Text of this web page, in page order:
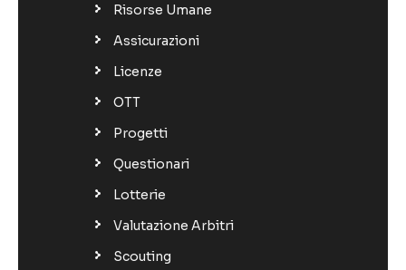
Risorse Umane
Assicurazioni
Licenze
OTT
Progetti
Questionari
Lotterie
Valutazione Arbitri
Scouting